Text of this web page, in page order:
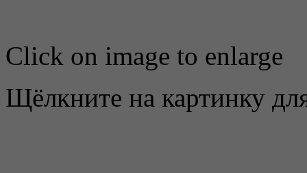
Click on image to enlarge
Щёлкните на картинку